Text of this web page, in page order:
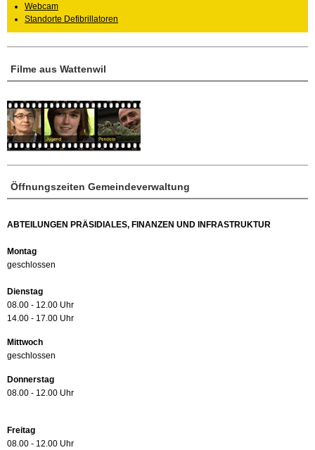
Öffnungszeiten Gemeindeverwaltung
ABTEILUNGEN PRÄSIDIALES, FINANZEN UND INFRASTRUKTUR
Montag
geschlossen
Dienstag
08.00 - 12.00 Uhr
14.00 - 17.00 Uhr
Mittwoch
geschlossen
Donnerstag
08.00 - 12.00 Uhr
Freitag
08.00 - 12.00 Uhr
Filme aus Wattenwil
Webcam
Standorte Defibrillatoren